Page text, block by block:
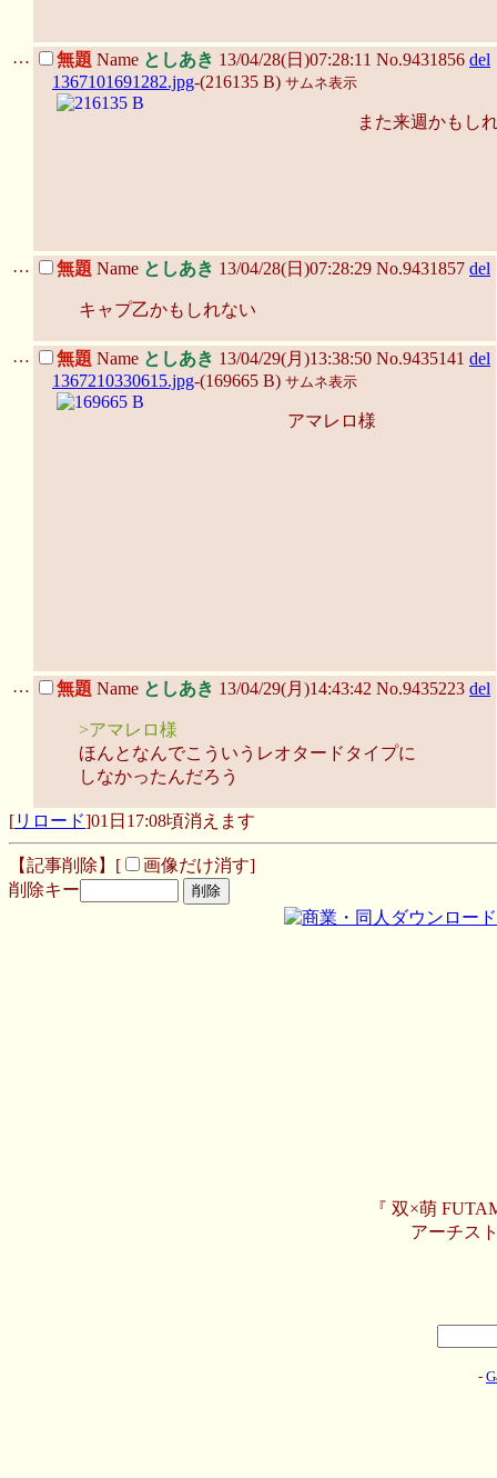
… 無題 Name としあき 13/04/28(日)07:28:11 No.9431856 del
1367101691282.jpg-(216135 B) サムネ表示
また来週かもし
… 無題 Name としあき 13/04/28(日)07:28:29 No.9431857 del
キャプ乙かもしれない
… 無題 Name としあき 13/04/29(月)13:38:50 No.9435141 del
1367210330615.jpg-(169665 B) サムネ表示
アマレロ様
… 無題 Name としあき 13/04/29(月)14:43:42 No.9435223 del
>アマレロ様
ほんとなんでこういうレオタードタイプに
しなかったんだろう
[リロード]01日17:08頃消えます
【記事削除】[
画像だけ消す]
削除キー
『 双×萌
アーチス
-